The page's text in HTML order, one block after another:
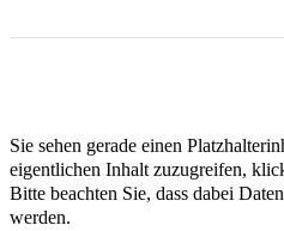
Sie sehen gerade einen
eigentlichen Inhalt zuzugreifen,
Bitte beachten Sie, dass dabei
werden.